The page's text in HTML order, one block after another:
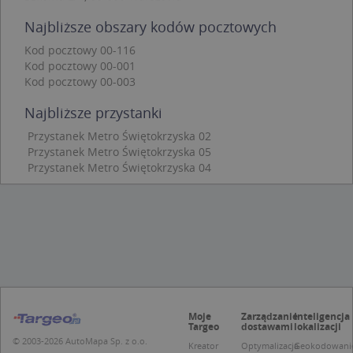
Najbliższe obszary kodów pocztowych
Kod pocztowy 00-116
Kod pocztowy 00-001
Kod pocztowy 00-003
Najbliższe przystanki
Przystanek Metro Świętokrzyska 02
Przystanek Metro Świętokrzyska 05
Przystanek Metro Świętokrzyska 04
© 2003-2026 AutoMapa Sp. z o.o.
Moje
Targeo
Kreator
Zarządzanie
dostawami
Optymalizacja
Inteligencja
lokalizacji
.targeo.pl
Nazwa
Provider/
Domena
Okres
przechowywania
Nazwa Provider/Domena
CrossDomainCookieScriptConsent_35
.crossdomain.cookie-